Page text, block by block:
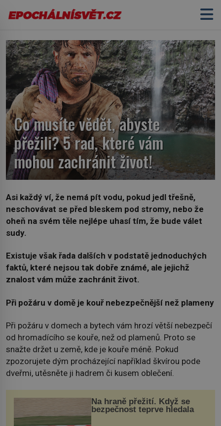
Co musíte vědět, abyste
přežili? 5 rad, které vám
mohou zachránit život!
Asi každý ví, že nemá pít vodu, pokud jedl třešně,
neschovávat se před bleskem pod stromy, nebo že
oheň na svém těle nejlépe uhasí tím, že bude válet
sudy.
Existuje však řada dalších v podstatě jednoduchých
faktů, které nejsou tak dobře známé, ale jejichž
znalost vám může zachránit život.
Při požáru v domě je kouř nebezpečnější než plameny
Při požáru v domech a bytech vám hrozí větší nebezpečí
od hromadícího se kouře, než od plamenů. Proto se
snažte držet u země, kde je kouře méně. Pokud
zpozorujete dým procházející například škvírou pode
dveřmi, utěsněte ji hadrem či kusem oblečení.
Na hraně přežití. Když se
bezpečnost teprve hledala